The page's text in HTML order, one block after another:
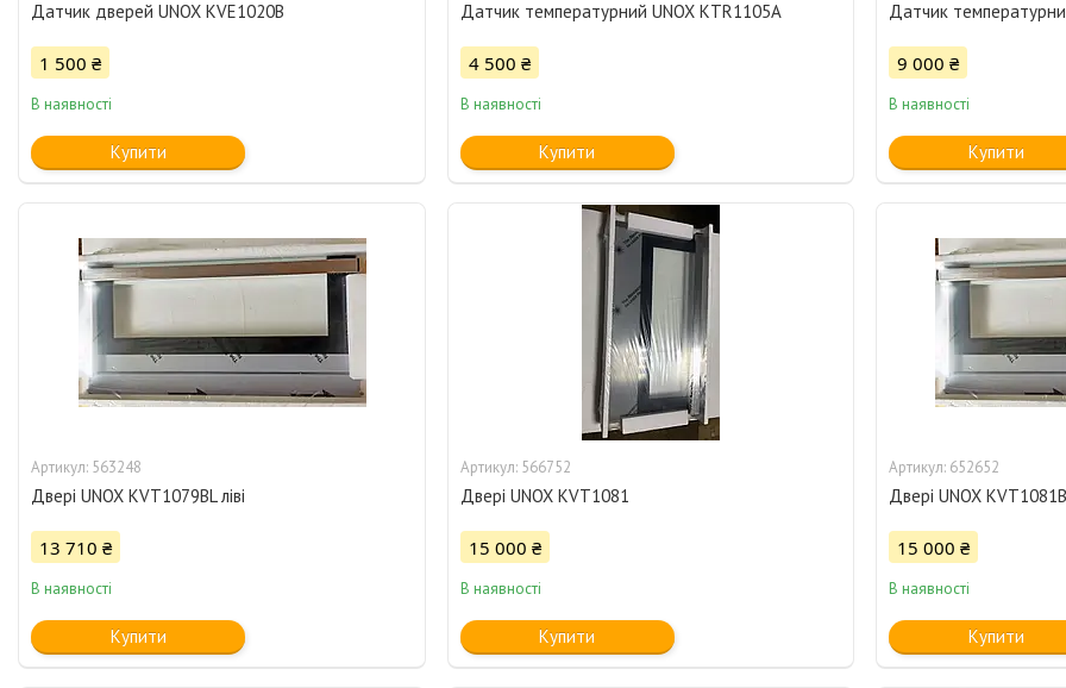
Датчик дверей UNOX KVE1020B
1 500 ₴
В наявності
Купити
Датчик температурний UNOX KTR1105A
4 500 ₴
В наявності
Купити
Датчик
9 000 ₴
В наявності
Купити
563248
Двері UNOX KVT1079BL ліві
13 710 ₴
В наявності
Купити
566752
Двері UNOX KVT1081
15 000 ₴
В наявності
Купити
652652
Двері UNOX
15 000 ₴
В наявності
Купити